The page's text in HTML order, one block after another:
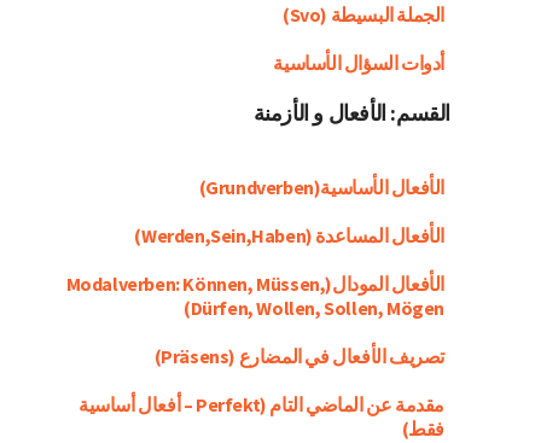
الجملة البسيطة (svo)
أدوات السؤال الأساسية
القسم: الأفعال و الأزمنة
الأفعال الأساسية(Grundverben)
الأفعال المساعدة (werden,sein,haben)
الأفعال المودال(Modalverben: Können, Müssen,
Dürfen, Wollen, Sollen, Mögen)
تصريف الأفعال في المضارع (Präsens)
مقدمة عن الماضي التام (Perfekt – أفعال أساسية
فقط)